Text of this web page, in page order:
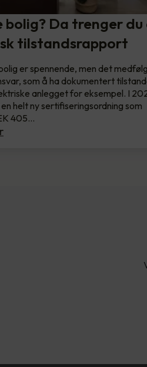
bolig? Da trenger du
tilstandsrapport
er spennende, men det
som å ha dokumentert
anlegget for eksempel. I
helt ny sertifiseringsordning som
405…